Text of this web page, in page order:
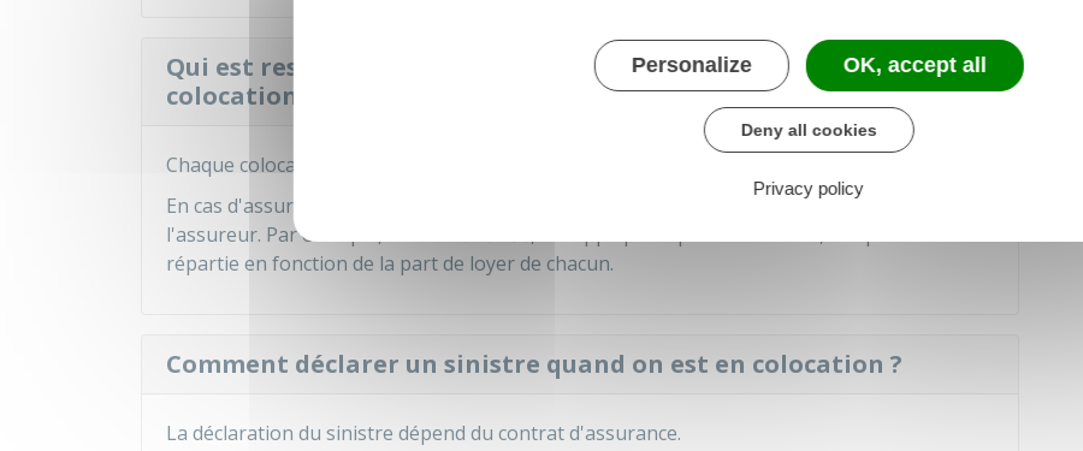
Qui est responsable en cas de sinistre dans le cadre d'une
colocation ?
Chaque colocataire est responsable des dommages qu'il cause personnellement.
En cas d'assurance commune, les colocataires sont solidairement responsables vis-à-vis de
l'assureur. Par exemple, si une
répartie en fonction de la part de loyer de chacun.
Comment déclarer un sinistre quand on est en colocation ?
La déclaration du sinistre dépend du contrat d'assurance.
Personalize OK, accept all
Deny all cookies
Privacy policy